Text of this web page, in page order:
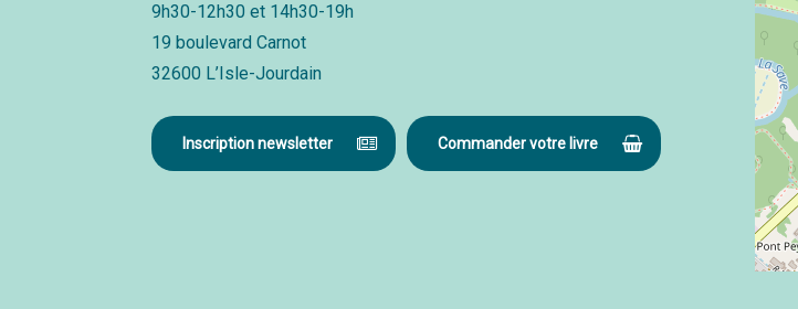
9h30-12h30 et 14h30-19h
19 boulevard Carnot
32600 L’Isle-Jourdain
Inscription newsletter Commander votre livre